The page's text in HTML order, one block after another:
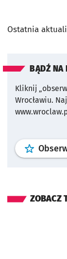
Ostatnia
BĄDŹ
Kliknij
Wrocławiu.
ZOBACZ